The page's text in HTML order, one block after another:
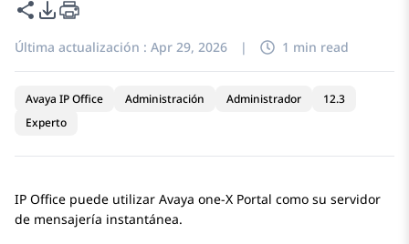
Compartir esta página
Opciones de exportación de PDF
Última actualización : Apr 29, 2026 | 1 min read
Avaya IP Office Administración Administrador
12.3
Experto
IP Office puede utilizar Avaya one-X Portal como su servidor
de mensajería instantánea.